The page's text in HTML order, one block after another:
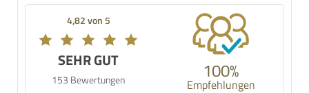
4,82 von 5
SEHR GUT
153 Bewertungen 100%
Empfehlungen